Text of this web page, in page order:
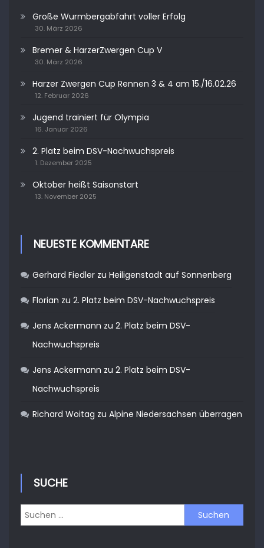
Große Wurmbergabfahrt voller Erfolg
30. März 2026
Bremer & HarzerZwergen Cup V
30. März 2026
Harzer Zwergen Cup Rennen 3 & 4 am 15./16.02.26
12. Februar 2026
Jugend trainiert für Olympia
16. Januar 2026
2. Platz beim DSV-Nachwuchspreis
1. Dezember 2025
Oktober heißt Saisonstart
13. November 2025
NEUESTE KOMMENTARE
Gerhard Fiedler zuHeiligenstadt auf Sonnenberg
Florian zu2. Platz beim DSV-Nachwuchspreis
Jens Ackermann zu2. Platz beim DSV-
Nachwuchspreis
Jens Ackermann zu2. Platz beim DSV-
Nachwuchspreis
Richard Woitag zuAlpine Niedersachsen überragen
SUCHE
Suchen
nach: